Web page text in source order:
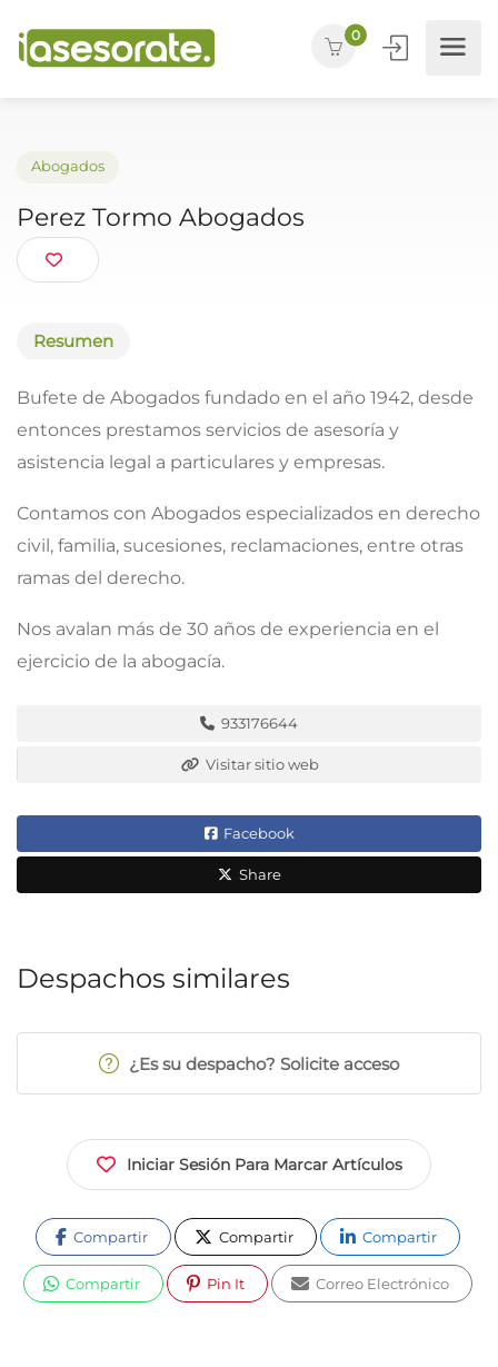
0
Perez Tormo Abogados
Resumen
Bufete de Abogados fundado en el año 1942, desde
entonces prestamos servicios de asesoría y
asistencia legal a particulares y empresas.
Contamos con Abogados especializados en derecho
civil, familia, sucesiones, reclamaciones, entre otras
ramas del derecho.
Nos avalan más de 30 años de experiencia en el
ejercicio de la abogacía.
933176644
Visitar sitio web
Facebook
Share
Despachos similares
¿Es su despacho? Solicite acceso
Iniciar Sesión Para Marcar Artículos
Compartir Compartir Compartir
Compartir Pin It Correo Electrónico